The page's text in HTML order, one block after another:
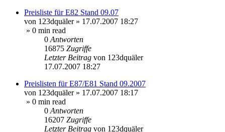
Preisliste für E82 Stand 09.07
von 123dquäler» 17.07.2007 18:27
» 0 min read
0 Antworten
16875 Zugriffe
Letzter Beitrag von 123dquäler
17.07.2007 18:27
Preislisten für E87/E81 Stand 09.2007
von 123dquäler» 17.07.2007 18:17
» 0 min read
0 Antworten
16207 Zugriffe
Letzter Beitrag von 123dquäler